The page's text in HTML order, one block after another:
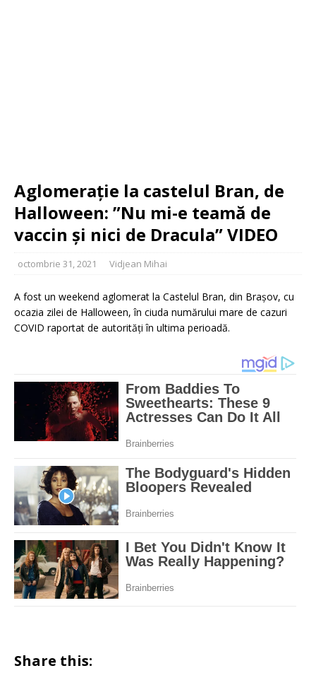
Aglomerație la castelul Bran, de
Halloween: ”Nu mi-e teamă de
vaccin și nici de Dracula” VIDEO
octombrie 31, 2021 Vidjean Mihai
A fost un weekend aglomerat la Castelul Bran, din Brașov, cu
ocazia zilei de Halloween, în ciuda numărului mare de cazuri
COVID raportat de autorități în ultima perioadă.
Share this: